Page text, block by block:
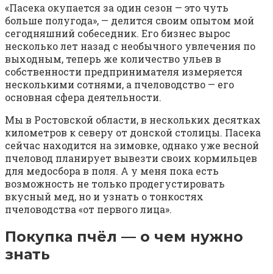
«Пасека окупается за один сезон — это чуть
больше полугода», — делится своим опытом мой
сегодняшний собеседник. Его бизнес вырос
несколько лет назад с необычного увлечения по
выходным, теперь же количество ульев в
собственности предпринимателя измеряется
несколькими сотнями, а пчеловодство — его
основная сфера деятельности.
Мы в Ростовской области, в нескольких десятках
километров к северу от донской столицы. Пасека
сейчас находится на зимовке, однако уже весной
пчеловод планирует вывезти своих кормильцев
для медосбора в поля. А у меня пока есть
возможность не только продегустировать
вкусный мед, но и узнать о тонкостях
пчеловодства «от первого лица».
Покупка пчёл — о чем нужно
знать